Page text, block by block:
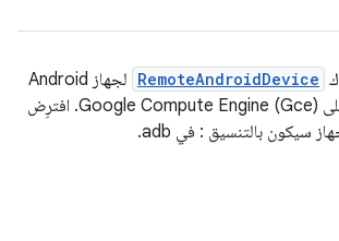
RemoteAndroidDevice
لجهاز Android
كامل المكدس يعمل على Google Compute Engine (Gce). افترِض
سيكون بالتنسيق : في adb.